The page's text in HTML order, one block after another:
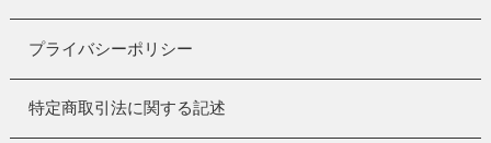
プライバシーポリシー
特定商取引法に関する記述